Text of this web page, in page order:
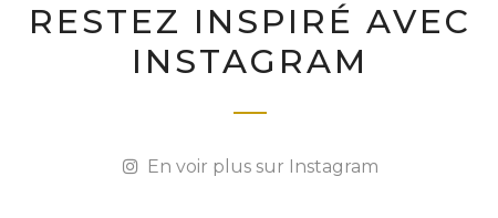
RESTEZ INSPIRÉ AVEC
INSTAGRAM
En voir plus sur Instagram